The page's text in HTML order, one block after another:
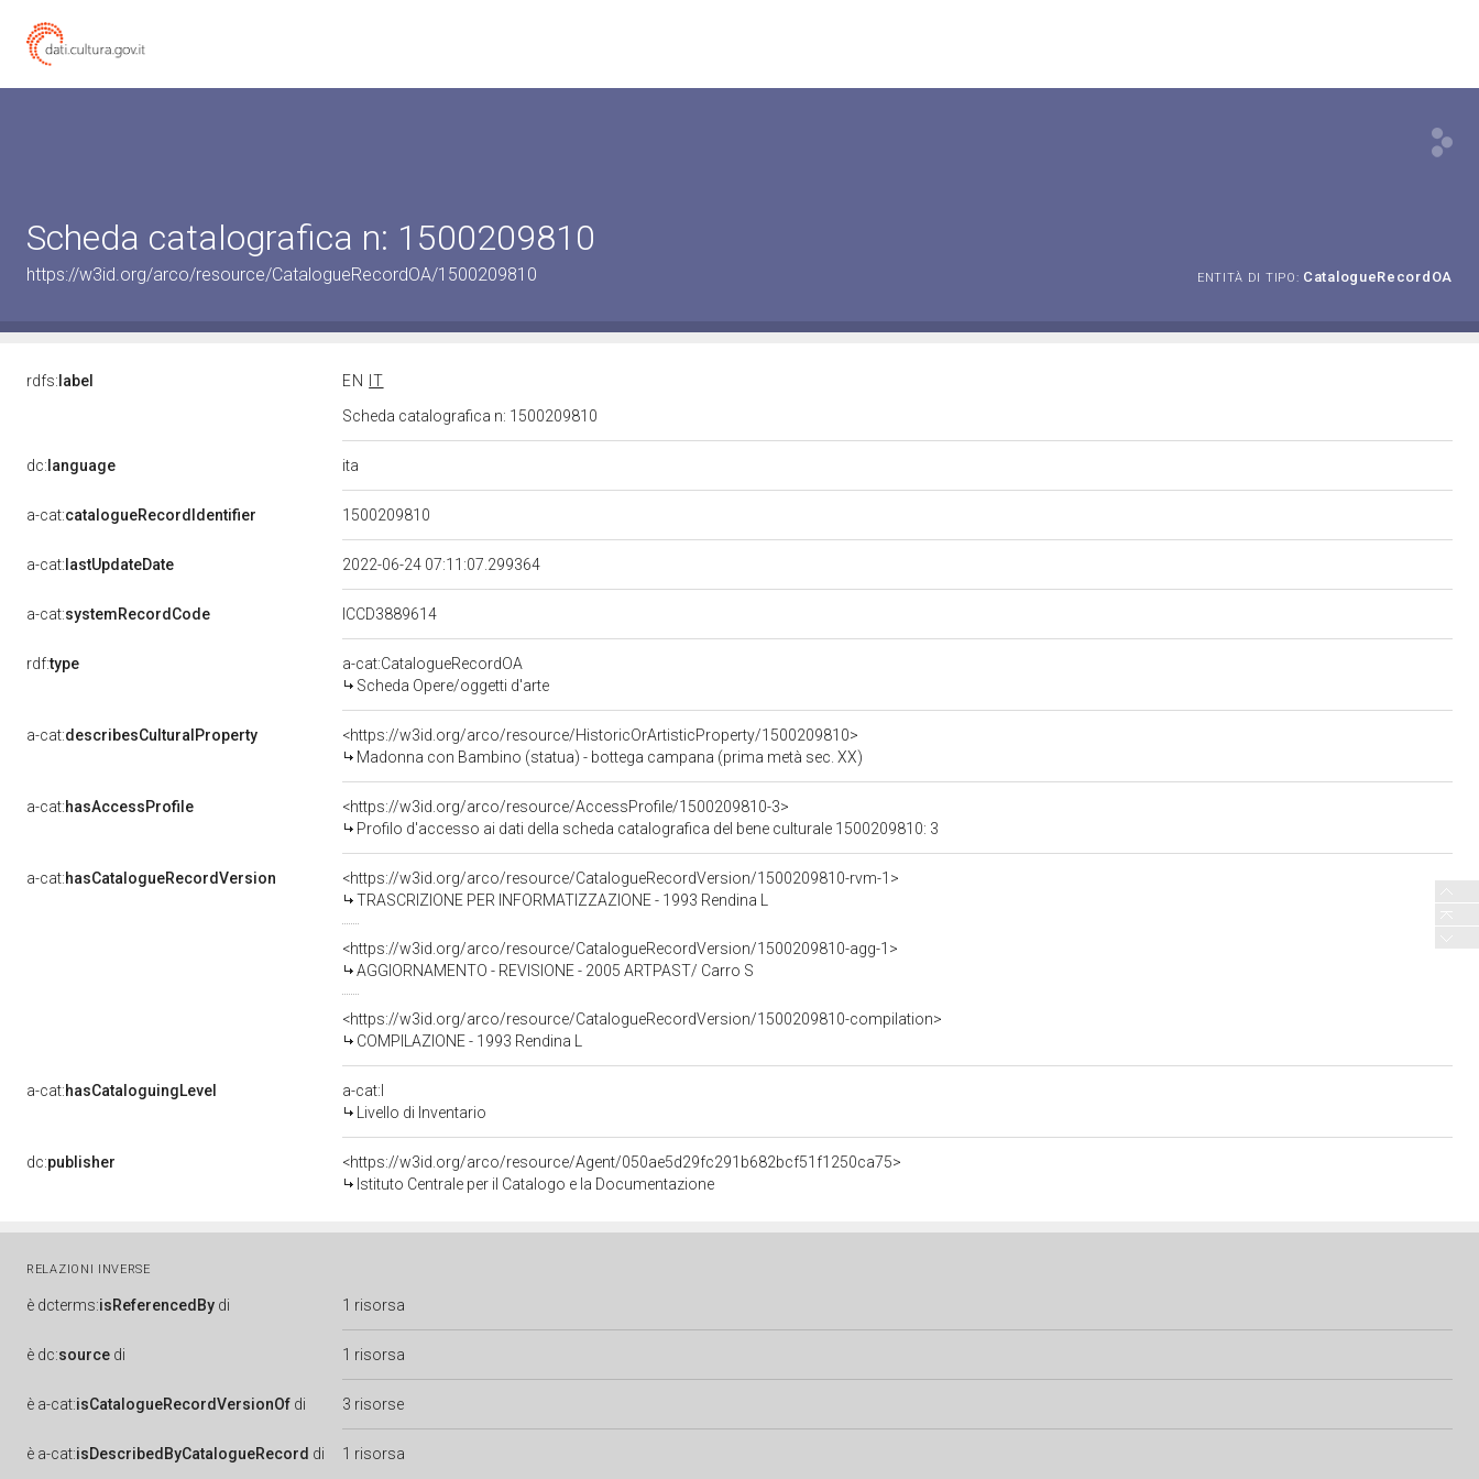
Scheda catalografica n: 1500209810
https://w3id.org/arco/resource/CatalogueRecordOA/1500209810 ENTITÀ DI TIPO: CatalogueRecordOA
rdfs: label EN
IT
Scheda catalografica n: 1500209810
dc: language ita
a-cat:catalogueRecordIdentifier 1500209810
a-cat: lastUpdateDate 2022-06-24 07:11:07.299364
a-cat:systemRecordCode ICCD3889614
rdf:type
a-cat:CatalogueRecordOA
Scheda Opere/oggetti d'arte
a-cat:describesCulturalProperty
<https://w3id.org/arco/resource/HistoricOrArtisticProperty/1500209810>
Madonna con Bambino (statua) - bottega campana (prima metà sec. XX)
a-cat:hasAccessProfile
<https://w3id.org/arco/resource/AccessProfile/1500209810-3>
Profilo d'accesso ai dati della scheda catalografica del bene culturale 1500209810: 3
a-cat:hasCatalogueRecordVersion
<https://w3id.org/arco/resource/CatalogueRecordVersion/1500209810-rvm-1>
TRASCRIZIONE PER INFORMATIZZAZIONE - 1993 Rendina L
<https://w3id.org/arco/resource/CatalogueRecordVersion/1500209810-agg-1>
AGGIORNAMENTO - REVISIONE - 2005 ARTPAST/ Carro S
<https://w3id.org/arco/resource/CatalogueRecordVersion/1500209810-compilation>
COMPILAZIONE - 1993 Rendina L
a-cat:hasCataloguingLevel
a-cat:I
Livello di Inventario
dc:publisher
<https://w3id.org/arco/resource/Agent/050ae5d29fc291b682bcf51f1250ca75>
Istituto Centrale per il Catalogo e la Documentazione
RELAZIONI INVERSE
è dcterms:isReferencedBy di 1 risorsa
è dc:source di 1 risorsa
è a-cat:isCatalogueRecordVersionOf di 3 risorse
è a-cat:isDescribedByCatalogueRecord di 1 risorsa